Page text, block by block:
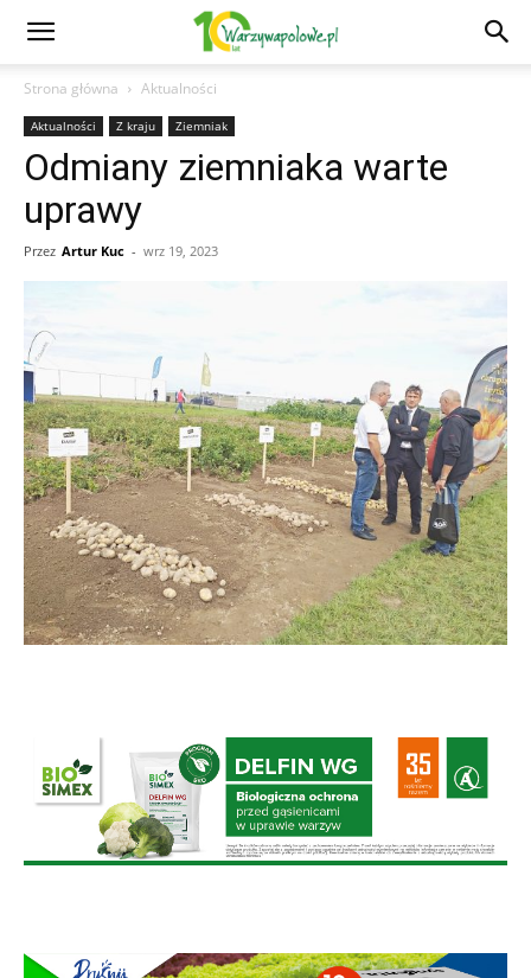
Strona główna Aktualności
Aktualności Z kraju Ziemniak
Odmiany ziemniaka warte
uprawy
Przez Artur Kuc - wrz 19, 2023